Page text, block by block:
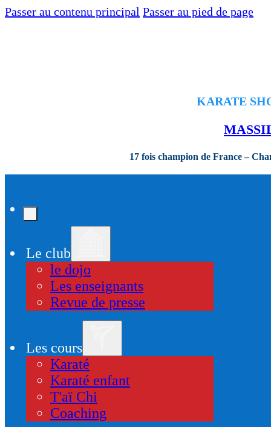
Passer au contenu principal Passer au pied de page
KARATE
17 fois champion de France –
Le club
le dojo
Les enseignants
Revue de presse
Les cours
Karaté
Karaté enfant
T'aï Chi
Coaching